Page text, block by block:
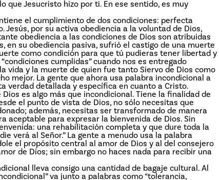
que Jesucristo hizo por ti. En ese sentido, es muy
el cumplimiento de dos condiciones: perfecta
por su activa obediencia a la voluntad de Dios,
obediencia a las condiciones de Dios son atribuidas
en su obediencia pasiva, sufrió el castigo de una muerte
como condición para que tú pudieras tener libertad y
cumplidas” cuando nos es entregado
vida y la muerte de quien fue tanto Siervo de Dios como
mejor. La gente que ahora usa palabra incondicional a
verdad detallada y específica en cuanto a Cristo.
es algo más que incondicional. Tiene la finalidad de
el punto de vista de Dios, no sólo necesitas que
además, necesitas ser transformado de manera
aceptable para expresar la bienvenida de Dios. Sin
una rehabilitación completa y que dure toda la
verá al Señor.” La gente a menudo usa la palabra
el propósito central al amor de Dios y al del consejero
de Dios; sin embargo no haces nada para recibir una
lleva consigo una cantidad de bagaje cultural. Al
va junto a palabras como “tolerancia,